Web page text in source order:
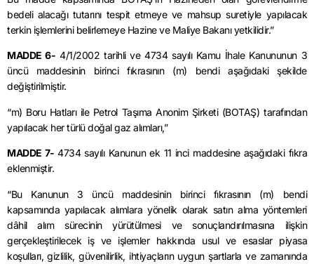
bedeli alacağı tutarını tespit etmeye ve mahsup suretiyle yapılacak
terkin işlemlerini belirlemeye Hazine ve Maliye Bakanı yetkilidir.”
MADDE 6- 4/1/2002 tarihli ve 4734 sayılı Kamu İhale Kanununun 3
üncü maddesinin birinci fıkrasının (m) bendi aşağıdaki şekilde
değiştirilmiştir.
“m) Boru Hatları ile Petrol Taşıma Anonim Şirketi (BOTAŞ) tarafından
yapılacak her türlü doğal gaz alımları,”
MADDE 7- 4734 sayılı Kanunun ek 11 inci maddesine aşağıdaki fıkra
eklenmiştir.
“Bu Kanunun 3 üncü maddesinin birinci fıkrasının (m) bendi
kapsamında yapılacak alımlara yönelik olarak satın alma yöntemleri
dâhil alım sürecinin yürütülmesi ve sonuçlandırılmasına ilişkin
gerçekleştirilecek iş ve işlemler hakkında usul ve esaslar piyasa
koşulları, gizlilik, güvenilirlik, ihtiyaçların uygun şartlarla ve zamanında